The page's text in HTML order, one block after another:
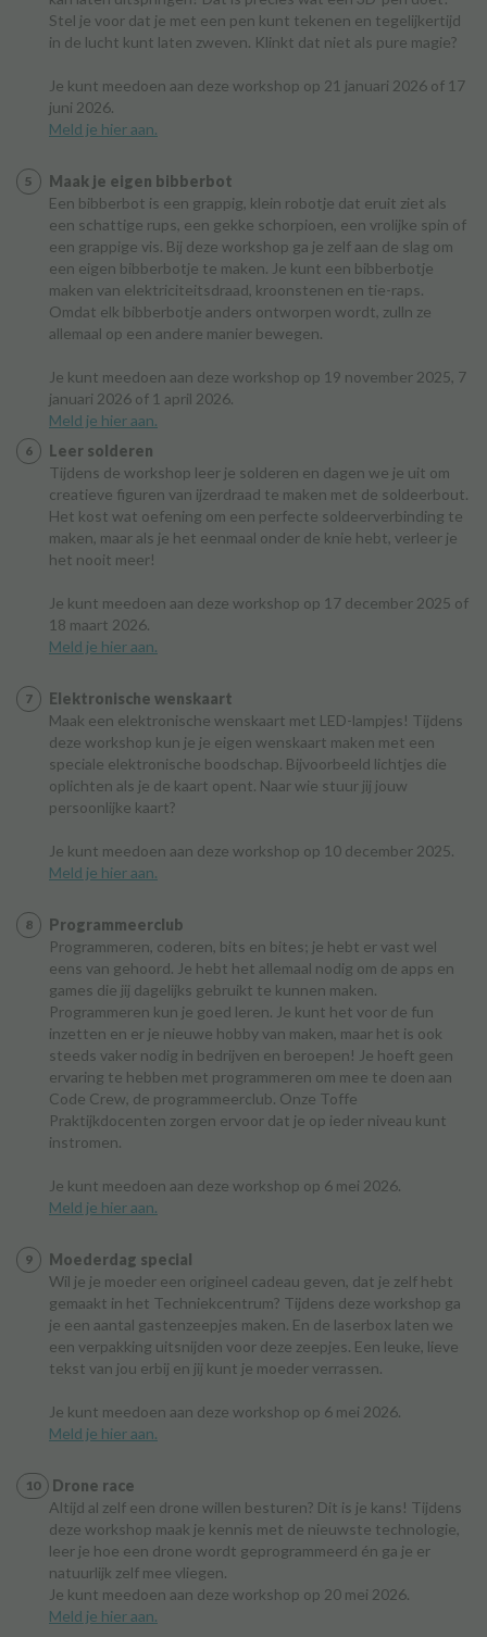
Stel je voor dat je met een pen kunt tekenen en tegelijkertijd
in de lucht kunt laten zweven. Klinkt dat niet als pure magie?
Je kunt meedoen aan deze workshop op 21 januari 2026 of 17
juni 2026.
Meld je hier aan.
Maak je eigen bibberbot
Een bibberbot is een grappig, klein robotje dat eruit ziet als
een schattige rups, een gekke schorpioen, een vrolijke spin of
een grappige vis. Bij deze workshop ga je zelf aan de slag om
een eigen bibberbotje te maken. Je kunt een bibberbotje
maken van elektriciteitsdraad, kroonstenen en tie-raps.
Omdat elk bibberbotje anders ontworpen wordt, zulln ze
allemaal op een andere manier bewegen.
Je kunt meedoen aan deze workshop op 19 november 2025, 7
januari 2026 of 1 april 2026.
Meld je hier aan.
Leer solderen
Tijdens de workshop leer je solderen en dagen we je uit om
creatieve figuren van ijzerdraad te maken met de soldeerbout.
Het kost wat oefening om een perfecte soldeerverbinding te
maken, maar als je het eenmaal onder de knie hebt, verleer je
het nooit meer!
Je kunt meedoen aan deze workshop op 17 december 2025 of
18 maart 2026.
Meld je hier aan.
Elektronische wenskaart
Maak een elektronische wenskaart met LED-lampjes! Tijdens
deze workshop kun je je eigen wenskaart maken met een
speciale elektronische boodschap. Bijvoorbeeld lichtjes die
oplichten als je de kaart opent. Naar wie stuur jij jouw
persoonlijke kaart?
Je kunt meedoen aan deze workshop op 10 december 2025.
Meld je hier aan.
Programmeerclub
Programmeren, coderen, bits en bites; je hebt er vast wel
eens van gehoord. Je hebt het allemaal nodig om de apps en
games die jij dagelijks gebruikt te kunnen maken.
Programmeren kun je goed leren. Je kunt het voor de fun
inzetten en er je nieuwe hobby van maken, maar het is ook
steeds vaker nodig in bedrijven en beroepen! Je hoeft geen
ervaring te hebben met programmeren om mee te doen aan
Code Crew, de programmeerclub. Onze Toffe
Praktijkdocenten zorgen ervoor dat je op ieder niveau kunt
instromen.
Je kunt meedoen aan deze workshop op 6 mei 2026.
Meld je hier aan.
Moederdag special
Wil je je moeder een origineel cadeau geven, dat je zelf hebt
gemaakt in het Techniekcentrum? Tijdens deze workshop ga
je een aantal gastenzeepjes maken. En de laserbox laten we
een verpakking uitsnijden voor deze zeepjes. Een leuke, lieve
tekst van jou erbij en jij kunt je moeder verrassen.
Je kunt meedoen aan deze workshop op 6 mei 2026.
Meld je hier aan.
Drone race
Altijd al zelf een drone willen besturen? Dit is je kans! Tijdens
deze workshop maak je kennis met de nieuwste technologie,
leer je hoe een drone wordt geprogrammeerd én ga je er
natuurlijk zelf mee vliegen.
Je kunt meedoen aan deze workshop op 20 mei 2026.
Meld je hier aan.